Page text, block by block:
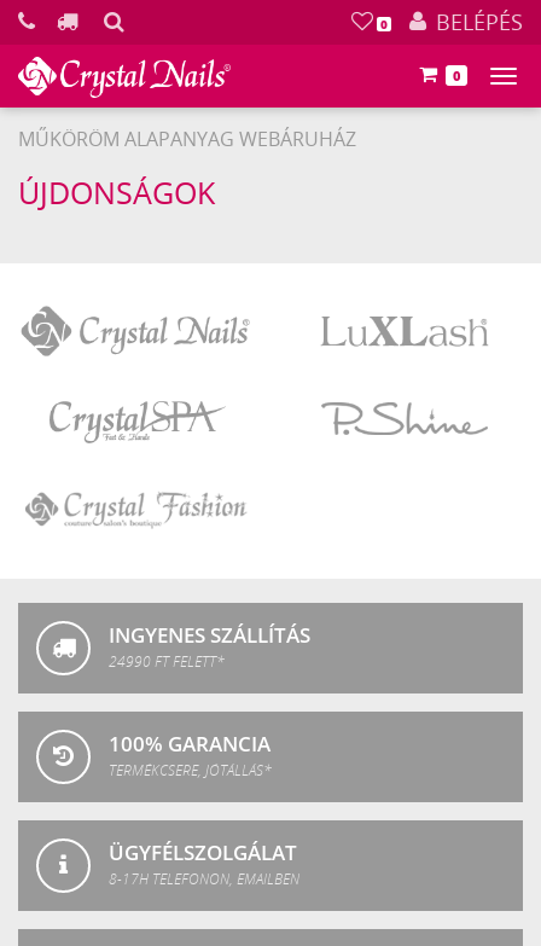
0 BELÉPÉS
0
MŰKÖRÖM ALAPANYAG WEBÁRUHÁZ
ÚJDONSÁGOK
Nails
SPA
INGYENES SZÁLLÍTÁS
24990 FT FELETT*
100% GARANCIA
TERMÉKCSERE, JÓTÁLLÁS*
ÜGYFÉLSZOLGÁLAT
8-17H TELEFONON, EMAILBEN